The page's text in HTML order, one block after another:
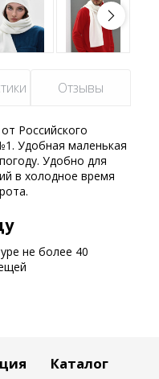
Отзывы
Российского
Удобная маленькая
Удобно для
в холодное время
не более 40
Каталог